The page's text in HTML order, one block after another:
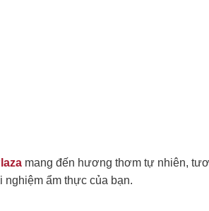
mang đến hương thơm tự nhiên,
nghiệm ẩm thực của bạn.